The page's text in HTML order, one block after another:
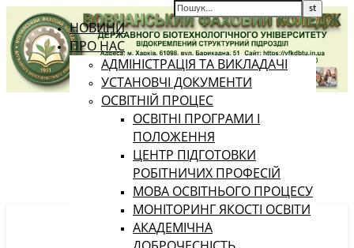
НОВИНИ
ПРО НАС
АДМІНІСТРАЦІЯ ТА ВИКЛАДАЧІ
УСТАНОВЧІ ДОКУМЕНТИ
ОСВІТНІЙ ПРОЦЕС
ОСВІТНІ ПРОГРАМИ І
ПОЛОЖЕННЯ
ЦЕНТР ПІДГОТОВКИ
РОБІТНИЧИХ ПРОФЕСІЙ
МОВА ОСВІТНЬОГО ПРОЦЕСУ
МОНІТОРИНГ ЯКОСТІ ОСВІТИ
АКАДЕМІЧНА